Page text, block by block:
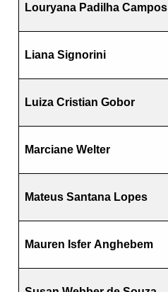
Louryana Padilha Campos
Liana Signorini
Luiza Cristian Gobor
Marciane Welter
Mateus Santana Lopes
Mauren Isfer Anghebem